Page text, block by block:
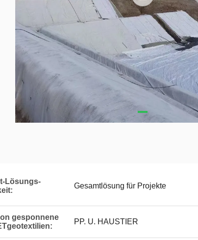
Lösungs-
Gesamtlösung für Projekte
gesponnene
PP. U. HAUSTIER